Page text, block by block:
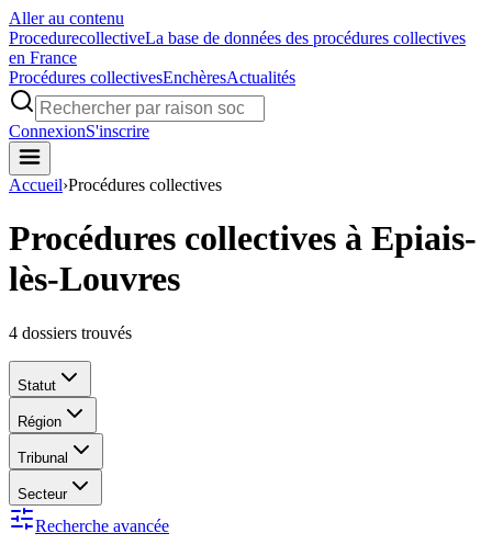
Aller au contenu
ProcedurecollectiveLa base de données des procédures collectives
en France
Procédures collectivesEnchèresActualités
ConnexionS'inscrire
Accueil›Procédures collectives
Procédures collectives à Epiais-
lès-Louvres
4 dossiers trouvés
Statut
Région
Tribunal
Secteur
Recherche avancée